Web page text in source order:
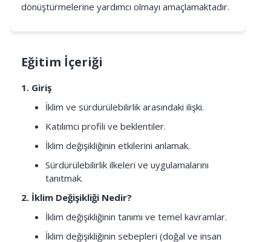
dönüştürmelerine yardımcı olmayı amaçlamaktadır.
Eğitim İçeriği
1. Giriş
İklim ve sürdürülebilirlik arasındaki ilişki.
Katılımcı profili ve beklentiler.
İklim değişikliğinin etkilerini anlamak.
Sürdürülebilirlik ilkeleri ve uygulamalarını
tanıtmak.
2. İklim Değişikliği Nedir?
İklim değişikliğinin tanımı ve temel kavramlar.
İklim değişikliğinin sebepleri (doğal ve insan